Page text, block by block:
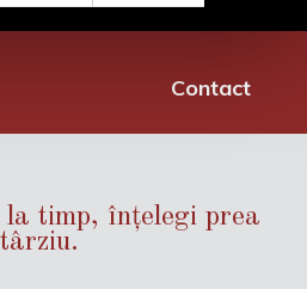
Rețea librării
Contact
la timp, înțelegi prea
târziu.